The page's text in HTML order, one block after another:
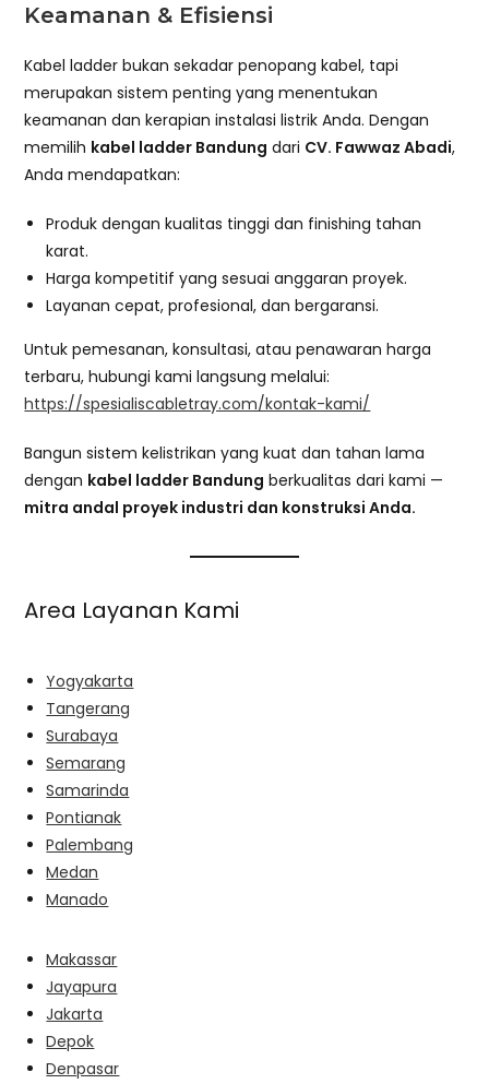
Keamanan & Efisiensi
Kabel ladder bukan sekadar penopang kabel, tapi
merupakan sistem penting yang menentukan
keamanan dan kerapian instalasi listrik Anda. Dengan
memilih kabel ladder Bandung dari CV. Fawwaz Abadi,
Anda mendapatkan:
Produk dengan kualitas tinggi dan finishing tahan
karat.
Harga kompetitif yang sesuai anggaran proyek.
Layanan cepat, profesional, dan bergaransi.
Untuk pemesanan, konsultasi, atau penawaran harga
terbaru, hubungi kami langsung melalui:
https://spesialiscabletray.com/kontak-kami/
Bangun sistem kelistrikan yang kuat dan tahan lama
dengan kabel ladder Bandung berkualitas dari kami —
mitra andal proyek industri dan konstruksi Anda.
Area Layanan Kami
Yogyakarta
Tangerang
Surabaya
Semarang
Samarinda
Pontianak
Palembang
Medan
Manado
Makassar
Jayapura
Jakarta
Depok
Denpasar